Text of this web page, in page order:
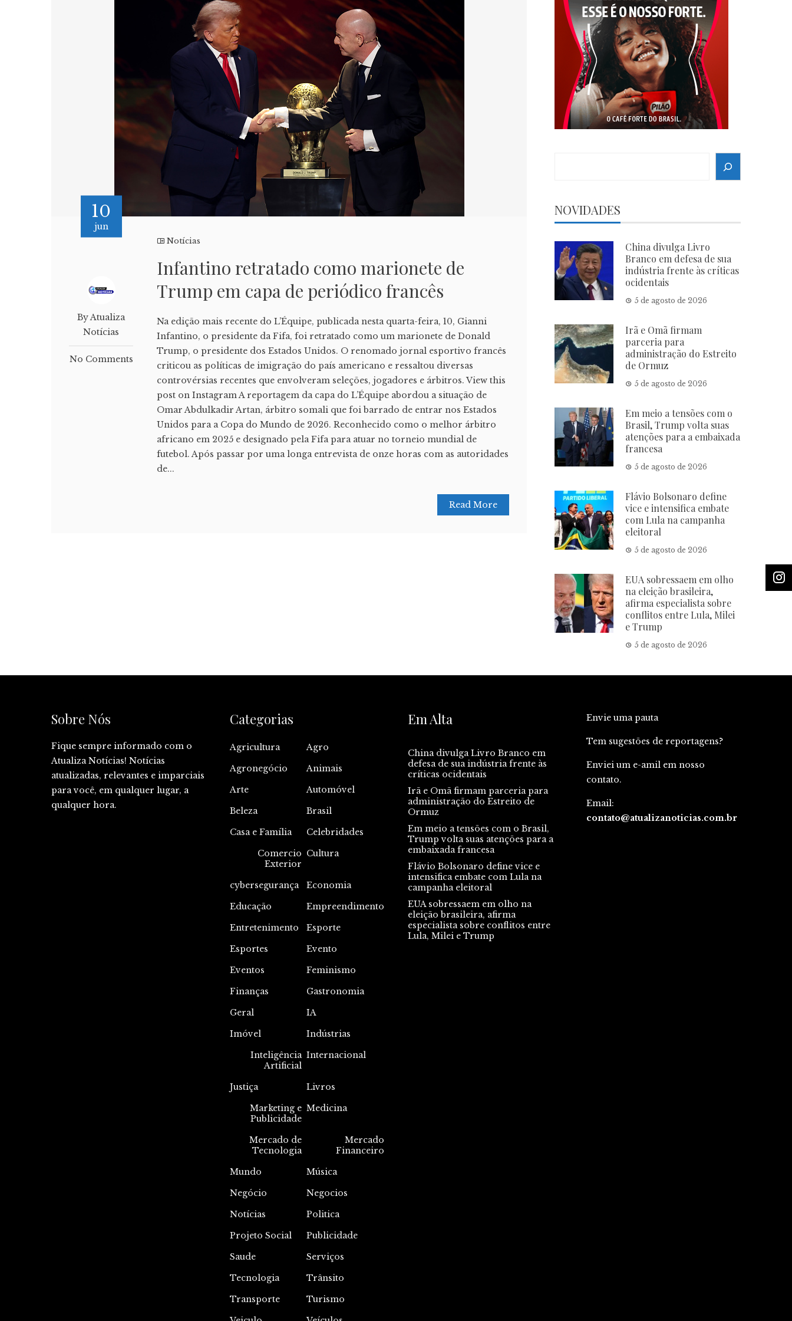
10
jun
By Atualiza
Notícias
No Comments
Notícias
Infantino retratado como marionete de
Trump em capa de periódico francês
Na edição mais recente do L’Équipe, publicada nesta quarta-feira, 10, Gianni
Infantino, o presidente da Fifa, foi retratado como um marionete de Donald
Trump, o presidente dos Estados Unidos. O renomado jornal esportivo francês
criticou as políticas de imigração do país americano e ressaltou diversas
controvérsias recentes que envolveram seleções, jogadores e árbitros. View this
post on Instagram A reportagem da capa do L’Équipe abordou a situação de
Omar Abdulkadir Artan, árbitro somali que foi barrado de entrar nos Estados
Unidos para a Copa do Mundo de 2026. Reconhecido como o melhor árbitro
africano em 2025 e designado pela Fifa para atuar no torneio mundial de
futebol. Após passar por uma longa entrevista de onze horas com as autoridades
de...
Read More
NOVIDADES
China divulga Livro
Branco em defesa de sua
indústria frente às críticas
ocidentais
5 de agosto de 2026
Irã e Omã firmam
parceria para
administração do Estreito
de Ormuz
5 de agosto de 2026
Em meio a tensões com o
Brasil, Trump volta suas
atenções para a embaixada
francesa
5 de agosto de 2026
Flávio Bolsonaro define
vice e intensifica embate
com Lula na campanha
eleitoral
5 de agosto de 2026
EUA sobressaem em olho
na eleição brasileira,
afirma especialista sobre
conflitos entre Lula, Milei
e Trump
5 de agosto de 2026
Sobre Nós
Fique sempre informado com o
Atualiza Notícias! Notícias
atualizadas, relevantes e imparciais
para você, em qualquer lugar, a
qualquer hora.
Categorias
Agricultura
Agro
Agronegócio
Animais
Arte
Automóvel
Beleza
Brasil
Casa e Família
Celebridades
Comercio
Exterior
Cultura
cybersegurança
Economia
Educação
Empreendimento
Entretenimento
Esporte
Esportes
Evento
Eventos
Feminismo
Finanças
Gastronomia
Geral
IA
Imóvel
Indústrias
Inteligência
Artificial
Internacional
Justiça
Livros
Marketing e
Publicidade
Medicina
Mercado de
Tecnologia
Mercado
Financeiro
Mundo
Música
Negócio
Negocios
Notícias
Politica
Projeto Social
Publicidade
Saude
Serviços
Tecnologia
Trânsito
Transporte
Turismo
Em Alta
China divulga Livro Branco em
defesa de sua indústria frente às
críticas ocidentais
Irã e Omã firmam parceria para
administração do Estreito de
Ormuz
Em meio a tensões com o Brasil,
Trump volta suas atenções para a
embaixada francesa
Flávio Bolsonaro define vice e
intensifica embate com Lula na
campanha eleitoral
EUA sobressaem em olho na
eleição brasileira, afirma
especialista sobre conflitos entre
Lula, Milei e Trump
Envie uma pauta
Tem sugestões de reportagens?
Enviei um e-amil em nosso
contato.
Email:
contato@atualizanoticias.com.br